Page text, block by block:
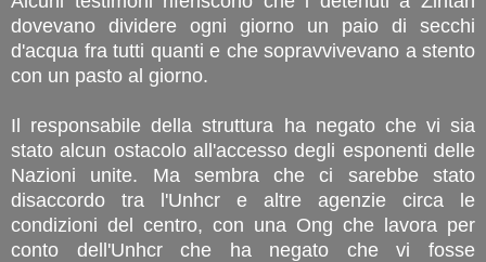
dovevano dividere ogni giorno un paio di secchi
d'acqua fra tutti quanti e che sopravvivevano a stento
con un pasto al giorno.
Il responsabile della struttura ha negato che vi sia
stato alcun ostacolo all'accesso degli esponenti delle
Nazioni unite. Ma sembra che ci sarebbe stato
disaccordo tra l'Unhcr e altre agenzie circa le
condizioni del centro, con una Ong che lavora per
conto dell'Unhcr che ha negato che vi fosse